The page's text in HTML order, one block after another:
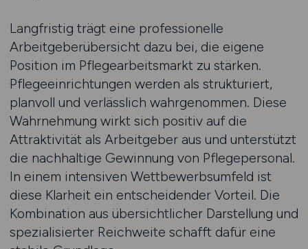
Langfristig trägt eine professionelle
Arbeitgeberübersicht dazu bei, die eigene
Position im Pflegearbeitsmarkt zu stärken.
Pflegeeinrichtungen werden als strukturiert,
planvoll und verlässlich wahrgenommen. Diese
Wahrnehmung wirkt sich positiv auf die
Attraktivität als Arbeitgeber aus und unterstützt
die nachhaltige Gewinnung von Pflegepersonal.
In einem intensiven Wettbewerbsumfeld ist
diese Klarheit ein entscheidender Vorteil. Die
Kombination aus übersichtlicher Darstellung und
spezialisierter Reichweite schafft dafür eine